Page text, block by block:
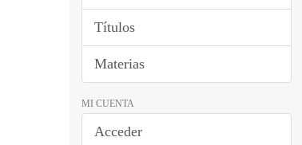
Títulos
Materias
MI CUENTA
Acceder